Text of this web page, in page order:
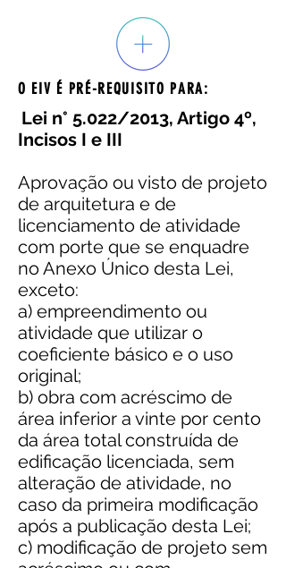
O EIV É PRÉ-REQUISITO PARA:
Lei n° 5.022/2013, Artigo 4º,
Incisos I e III
Aprovação ou visto de projeto
de arquitetura e de
licenciamento de atividade
com porte que se enquadre
no Anexo Único desta Lei,
exceto:
a) empreendimento ou
atividade que utilizar o
coeficiente básico e o uso
original;
b) obra com acréscimo de
área inferior a vinte por cento
da área total construída de
edificação licenciada, sem
alteração de atividade, no
caso da primeira modificação
após a publicação desta Lei;
c) modificação de projeto sem